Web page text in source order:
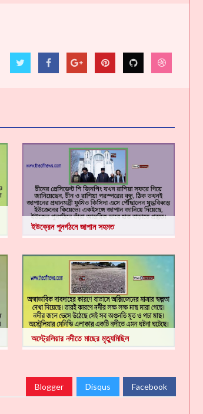
ইউক্রেন পুনর্গঠনে জাপান সহমত
অস্ট্রেলিয়ার নদীতে মাছের মৃত্যুমিছিল
Blogger Disqus Facebook